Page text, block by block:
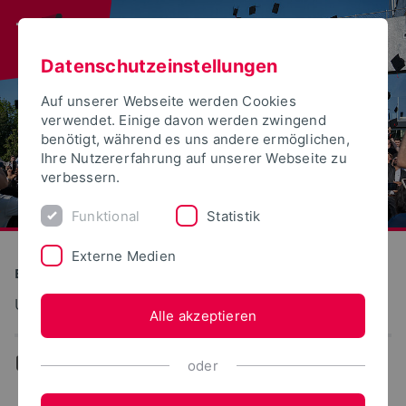
Bauen und Umwelt
Umwelt und Gesellschaft
... Team
Datenschutzeinstellungen
Auf unserer Webseite werden Cookies
verwendet. Einige davon werden zwingend
benötigt, während es uns andere ermöglichen,
Ihre Nutzererfahrung auf unserer Webseite zu
verbessern.
Funktional Statistik
Externe Medien
Alle akzeptieren
oder